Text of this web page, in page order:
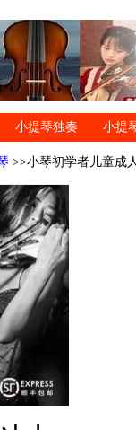
小提琴独奏 小提
>>小琴初学者儿童成